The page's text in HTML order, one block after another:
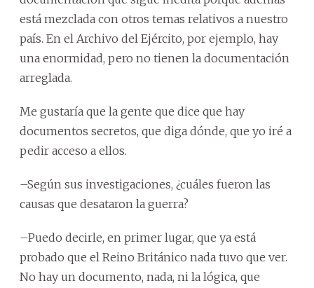
está mezclada con otros temas relativos a nuestro
país. En el Archivo del Ejército, por ejemplo, hay
una enormidad, pero no tienen la documentación
arreglada.
Me gustaría que la gente que dice que hay
documentos secretos, que diga dónde, que yo iré a
pedir acceso a ellos.
–Según sus investigaciones, ¿cuáles fueron las
causas que desataron la guerra?
–Puedo decirle, en primer lugar, que ya está
probado que el Reino Británico nada tuvo que ver.
No hay un documento, nada, ni la lógica, que